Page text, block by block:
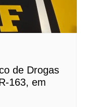
de Drogas
163, em